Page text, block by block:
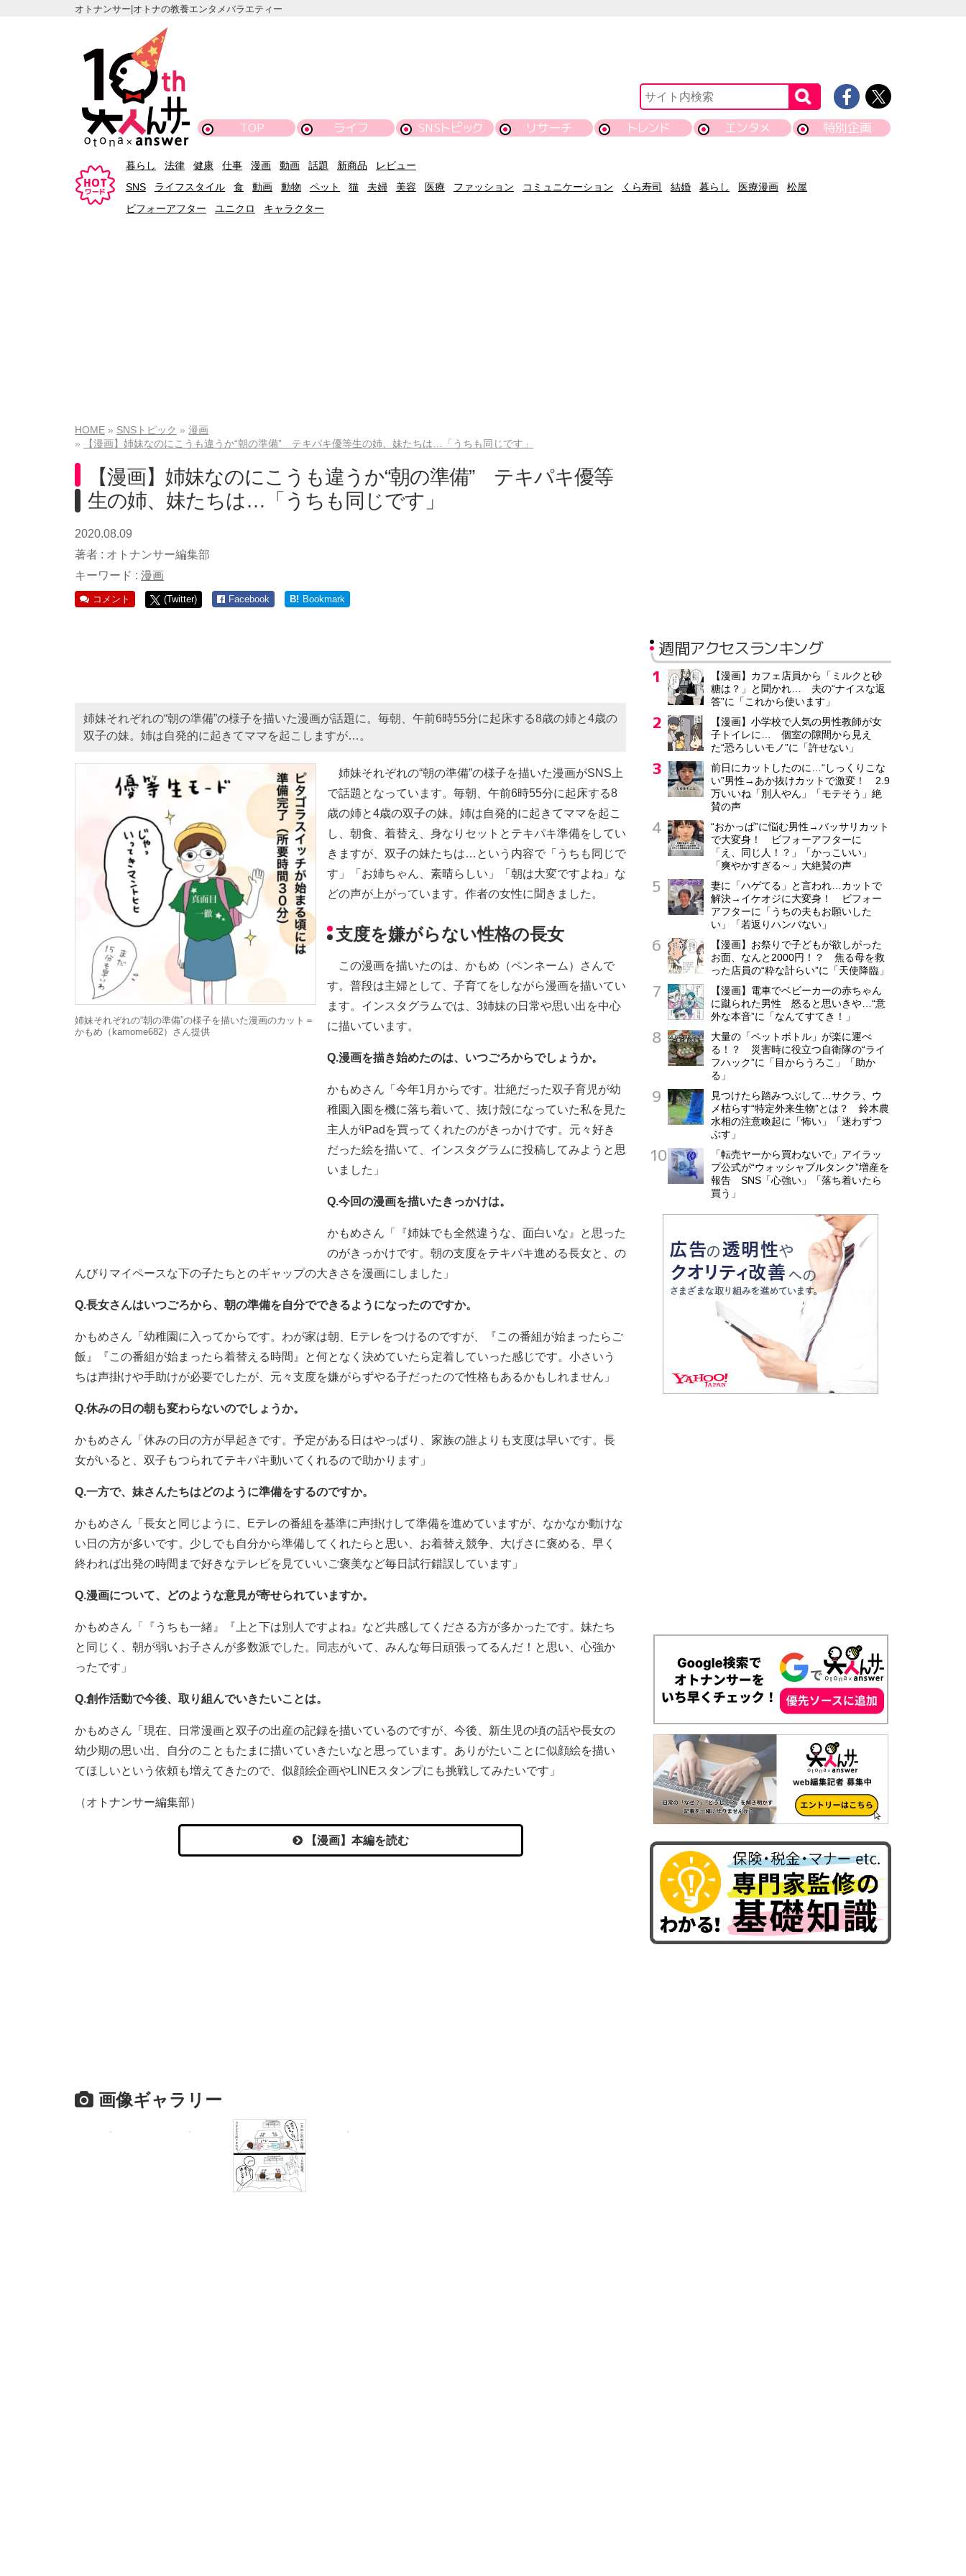
オトナンサー|オトナの教養エンタメバラエティー
TOP ライフ SNSトピック リサーチ トレンド エンタメ 特別企画
暮らし 法律 健康 仕事 漫画 動画 話題 新商品
レビュー
SNS
ライフスタイル 食 動画 動物 ペット 猫 夫婦 美容 医療 ファッション コミュニケーション くら寿司 結婚 暮らし 医療漫画
松屋
ビフォーアフター
ユニクロ キャラクター
HOME SNSトピック
漫画
【漫画】姉妹なのにこうも違うか“朝の準備” テキパキ優等生の姉、妹たちは…「うちも同じです」
【漫画】姉妹なのにこうも違うか“朝の準備” テキパキ優等
生の姉、妹たちは…「うちも同じです」
2020.08.09
著者 : オトナンサー編集部
キーワード : 漫画
コメント (Twitter) Facebook B! Bookmark
姉妹それぞれの“朝の準備”の様子を描いた漫画が話題に。毎朝、午前6時55分に起床する8歳の姉と4歳の
双子の妹。姉は自発的に起きてママを起こしますが…。
姉妹それぞれの“朝の準備”の様子を描いた漫画のカット＝
かもめ（kamome682）さん提供
姉妹それぞれの“朝の準備”の様子を描いた漫画がSNS上
で話題となっています。毎朝、午前6時55分に起床する8
歳の姉と4歳の双子の妹。姉は自発的に起きてママを起こ
し、朝食、着替え、身なりセットとテキパキ準備をしてい
きますが、双子の妹たちは…という内容で「うちも同じで
す」「お姉ちゃん、素晴らしい」「朝は大変ですよね」な
どの声が上がっています。作者の女性に聞きました。
支度を嫌がらない性格の長女
この漫画を描いたのは、かもめ（ペンネーム）さんで
す。普段は主婦として、子育てをしながら漫画を描いてい
ます。インスタグラムでは、3姉妹の日常や思い出を中心
に描いています。
Q.漫画を描き始めたのは、いつごろからでしょうか。
かもめさん「今年1月からです。壮絶だった双子育児が幼
稚園入園を機に落ち着いて、抜け殻になっていた私を見た
主人がiPadを買ってくれたのがきっかけです。元々好き
だった絵を描いて、インスタグラムに投稿してみようと思
いました」
Q.今回の漫画を描いたきっかけは。
かもめさん「『姉妹でも全然違うな、面白いな』と思った
のがきっかけです。朝の支度をテキパキ進める長女と、の
んびりマイペースな下の子たちとのギャップの大きさを漫画にしました」
Q.長女さんはいつごろから、朝の準備を自分でできるようになったのですか。
かもめさん「幼稚園に入ってからです。わが家は朝、Eテレをつけるのですが、『この番組が始まったらご
飯』『この番組が始まったら着替える時間』と何となく決めていたら定着していった感じです。小さいう
ちは声掛けや手助けが必要でしたが、元々支度を嫌がらずやる子だったので性格もあるかもしれません」
Q.休みの日の朝も変わらないのでしょうか。
かもめさん「休みの日の方が早起きです。予定がある日はやっぱり、家族の誰よりも支度は早いです。長
女がいると、双子もつられてテキパキ動いてくれるので助かります」
Q.一方で、妹さんたちはどのように準備をするのですか。
かもめさん「長女と同じように、Eテレの番組を基準に声掛けして準備を進めていますが、なかなか動けな
い日の方が多いです。少しでも自分から準備してくれたらと思い、お着替え競争、大げさに褒める、早く
終われば出発の時間まで好きなテレビを見ていいご褒美など毎日試行錯誤しています」
Q.漫画について、どのような意見が寄せられていますか。
かもめさん「『うちも一緒』『上と下は別人ですよね』など共感してくださる方が多かったです。妹たち
と同じく、朝が弱いお子さんが多数派でした。同志がいて、みんな毎日頑張ってるんだ！と思い、心強か
ったです」
Q.創作活動で今後、取り組んでいきたいことは。
かもめさん「現在、日常漫画と双子の出産の記録を描いているのですが、今後、新生児の頃の話や長女の
幼少期の思い出、自分のこともたまに描いていきたいなと思っています。ありがたいことに似顔絵を描い
てほしいという依頼も増えてきたので、似顔絵企画やLINEスタンプにも挑戦してみたいです」
（オトナンサー編集部）
【漫画】本編を読む
画像ギャラリー
週間アクセスランキング
【漫画】カフェ店員から「ミルクと砂
糖は？」と聞かれ… 夫の“ナイスな返
答”に「これから使います」
【漫画】小学校で人気の男性教師が女
子トイレに… 個室の隙間から見え
た“恐ろしいモノ”に「許せない」
前日にカットしたのに…“しっくりこな
い”男性→あか抜けカットで激変！ 2.9
万いいね「別人やん」「モテそう」絶
賛の声
“おかっぱ”に悩む男性→バッサリカット
で大変身！ ビフォーアフターに
「え、同じ人！？」「かっこいい」
「爽やかすぎる～」大絶賛の声
妻に「ハゲてる」と言われ…カットで
解決→イケオジに大変身！ ビフォー
アフターに「うちの夫もお願いした
い」「若返りハンパない」
【漫画】お祭りで子どもが欲しがった
お面、なんと2000円！？ 焦る母を救
った店員の“粋な計らい”に「天使降臨」
【漫画】電車でベビーカーの赤ちゃん
に蹴られた男性 怒ると思いきや…“意
外な本音”に「なんてすてき！」
大量の「ペットボトル」が楽に運べ
る！？ 災害時に役立つ自衛隊の“ライ
フハック”に「目からうろこ」「助か
る」
見つけたら踏みつぶして…サクラ、ウ
メ枯らす“特定外来生物”とは？ 鈴木農
水相の注意喚起に「怖い」「迷わずつ
ぶす」
「転売ヤーから買わないで」アイラッ
プ公式が“ウォッシャブルタンク”増産を
報告 SNS「心強い」「落ち着いたら
買う」